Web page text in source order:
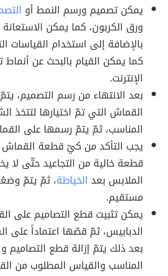
يمكن تصميم ورسم النمط أو
ورق الكربون، كما يمكن
بالإضافة إلى استخدام القياسات
كما يمكن القيام بالبحث عن
الإنترنت.
بعد الانتهاء من رسم التصميم،
القماش التي تمّ اختيارها لتتخذ
المناسب، ثمّ يتمّ رسمها على
يجب التأكد من كيّ قطعة القماش
قطعة خالية من التجاعيد حتّى
الملابس بعد الخياطة، ثمّ يتمّ
مستقيم.
يمكن تثبيت قطع التصاميم على
الدبابيس، ثمّ قصّها اعتماداً على
بعد ذلك يتمّ إزالة قطع
المناسب والقياس المطلوب من